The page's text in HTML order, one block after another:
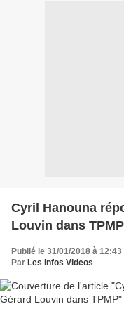
Cyril Hanouna
Louvin dans TPMP
Publié le 31/01/2018 à 12:43
Par Les Infos Videos